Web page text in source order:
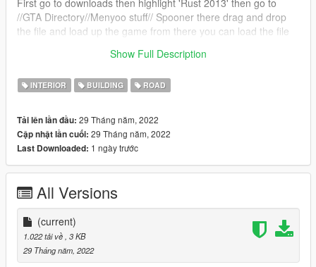
//GTA Directory//Menyoo stuff// Spooner there drag and drop
the file and load up the game from there you can load the file
Show Full Description
INTERIOR BUILDING ROAD
Tải lên lần đầu: 29 Tháng năm, 2022
Cập nhật lần cuối: 29 Tháng năm, 2022
Last Downloaded: 1 ngày trước
All Versions
(current)
1.022 tải về , 3 KB
29 Tháng năm, 2022